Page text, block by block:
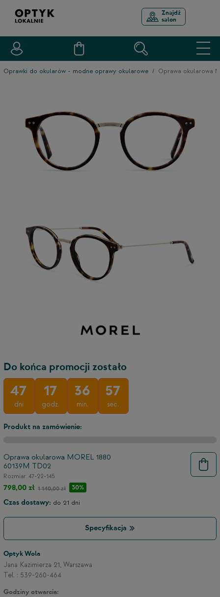
Znajdź
salon
Oprawki do okularów - modne oprawy okularowe Oprawa okularowa
Do końca promocji zostało
47
dni
17
godz.
36
min.
57
sec.
Produkt na zamówienie:
Oprawa okularowa MOREL 1880
60139M TD02
Rozmiar: 47-22-145
798,00 zł 1 140,00 zł 30%
Czas dostawy: do 21 dni
Specyfikacja
Optyk Wola
Jana Kazimierza 21, Warszawa
Tel. : 539-260-464
Godziny otwarcia: